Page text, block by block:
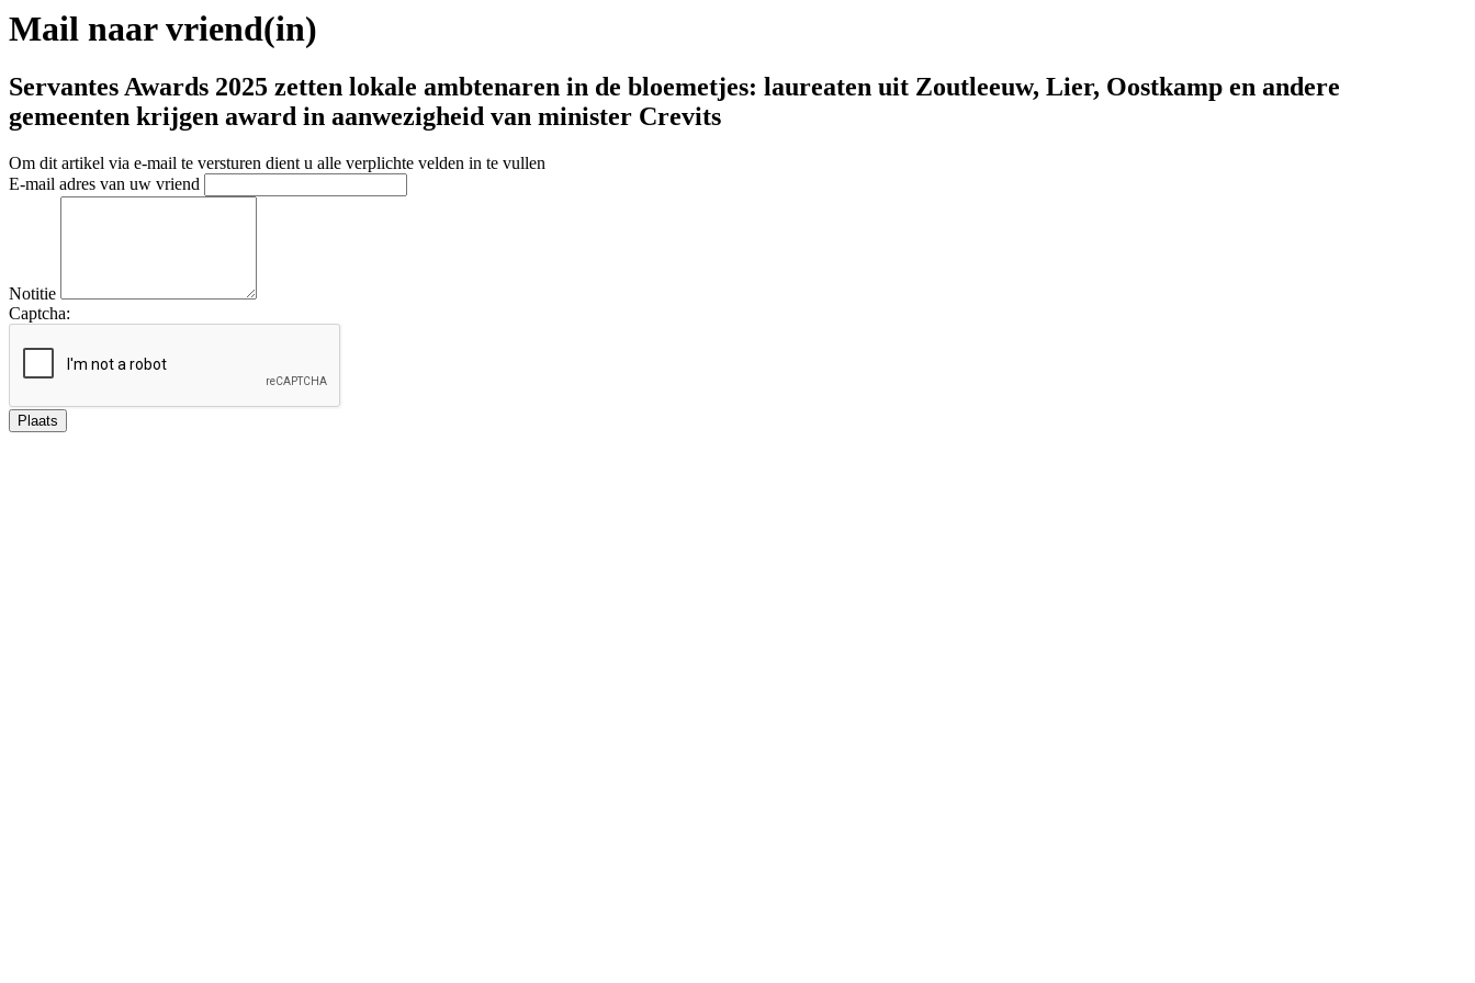
Mail naar vriend(in)
Servantes Awards 2025 zetten lokale ambtenaren in de bloemetjes: laureaten uit Zoutleeuw, Lier, Oostkamp en andere
gemeenten krijgen award in aanwezigheid van minister Crevits
Om dit artikel via e-mail te versturen dient u alle verplichte velden in te vullen
E-mail adres van uw vriend
Notitie
Captcha: